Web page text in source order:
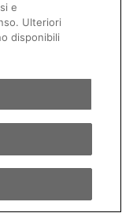
in Svizzera
con pochi clic
e
Ulteriori
disponibili